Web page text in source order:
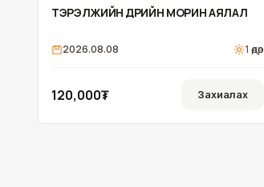
ТЭРЭЛЖИЙН ӨДРИЙН МОРИН АЯЛАЛ
2026.08.08 1 өдөр
120,000₮ Захиалах